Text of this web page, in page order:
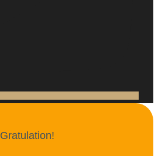
Gratulation!